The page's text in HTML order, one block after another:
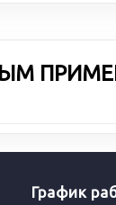
График